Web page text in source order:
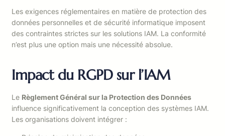
Les exigences réglementaires en matière de protection des
données personnelles et de sécurité informatique imposent
des contraintes strictes sur les solutions IAM. La conformité
n’est plus une option mais une nécessité absolue.
Impact du RGPD sur l’IAM
Le Règlement Général sur la Protection des Données
influence significativement la conception des systèmes IAM.
Les organisations doivent intégrer :